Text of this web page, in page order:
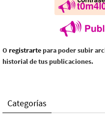
O registrarte para poder subir
historial de tus publicaciones.
Categorías